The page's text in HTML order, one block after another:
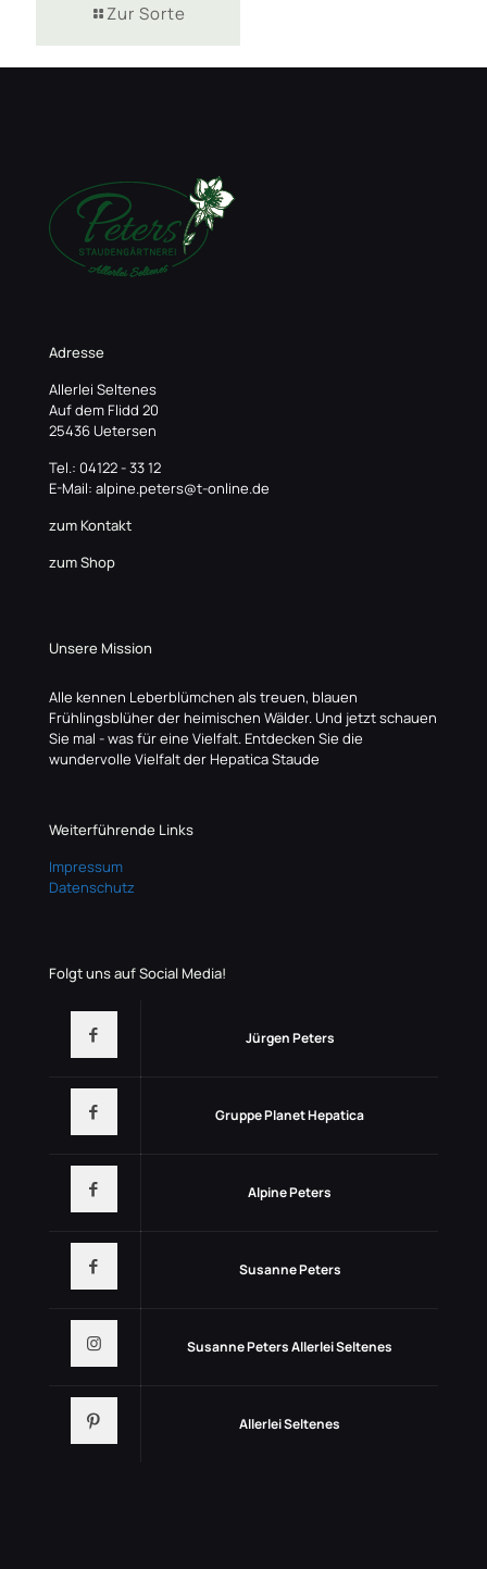
Zur Sorte
Adresse
Allerlei Seltenes
Auf dem Flidd 20
25436 Uetersen
Tel.: 04122 - 33 12
E-Mail: alpine.peters@t-online.de
zum Kontakt
zum Shop
Unsere Mission
Alle kennen Leberblümchen als treuen, blauen
Frühlingsblüher der heimischen Wälder. Und jetzt schauen
Sie mal - was für eine Vielfalt. Entdecken Sie die
wundervolle Vielfalt der Hepatica Staude
Weiterführende Links
Impressum
Datenschutz
Folgt uns auf Social Media!
Jürgen Peters
Gruppe Planet Hepatica
Alpine Peters
Susanne Peters
Susanne Peters Allerlei Seltenes
Allerlei Seltenes